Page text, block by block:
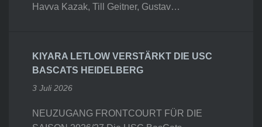
Havva Kazak, Till Geitner, Gustav…
KIYARA LETLOW VERSTÄRKT DIE USC
BASCATS HEIDELBERG
3 Juli 2026
NEUZUGANG FRONTCOURT FÜR DIE